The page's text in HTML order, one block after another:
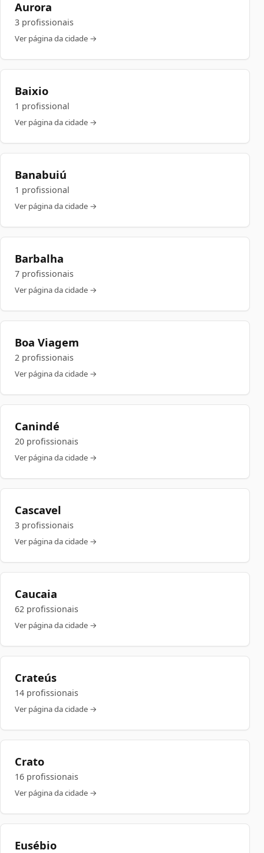
Aurora
3 profissionais
Ver página da cidade →
Baixio
1 profissional
Ver página da cidade →
Banabuiú
1 profissional
Ver página da cidade →
Barbalha
7 profissionais
Ver página da cidade →
Boa Viagem
2 profissionais
Ver página da cidade →
Canindé
20 profissionais
Ver página da cidade →
Cascavel
3 profissionais
Ver página da cidade →
Caucaia
62 profissionais
Ver página da cidade →
Crateús
14 profissionais
Ver página da cidade →
Crato
16 profissionais
Ver página da cidade →
Eusébio